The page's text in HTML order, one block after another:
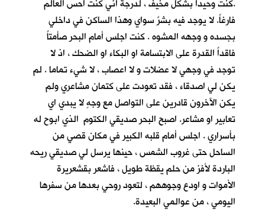
.كنت وحيدا بشكل مخيف ، لدرجة اني كنت احس العالم
فارغاً. لا يوجد فيه بشرٌ سواي وهذا الساكن في داخلي
بجسده و وجهه المشوه . كنت اجلس أمام البحر صأمتاً
فاقداً القدرة على الابتسامة او البكاء او الضحك ، اذ لا
توجد في وجهي لا عضلات و لا اعصاب ، لا شيء تماما . لم
يكن لي اصدقاء ، فقد تعودت على كتمان مشاعري ولم
يكن الآخرون قادرين على التواصل مع وجهٍ لا يبدي اي
تعابير او مشاعر. اصبح البحر صديقي الكتوم الذي ابوح له
بأسراري . اجلس أمام قلبه الكبير في مكان قصي من
الساحل حتى غروب الشمس ، حينها يرسل لي صديقي ريحه
الباردة لأفز من حلم يقظة طويل ، فاشعر بقشعريرة
الأموات و اودع وجوههم ، لتعود روحي بعدها من سفرها
اليومي ، من عوالمي البعيدة.